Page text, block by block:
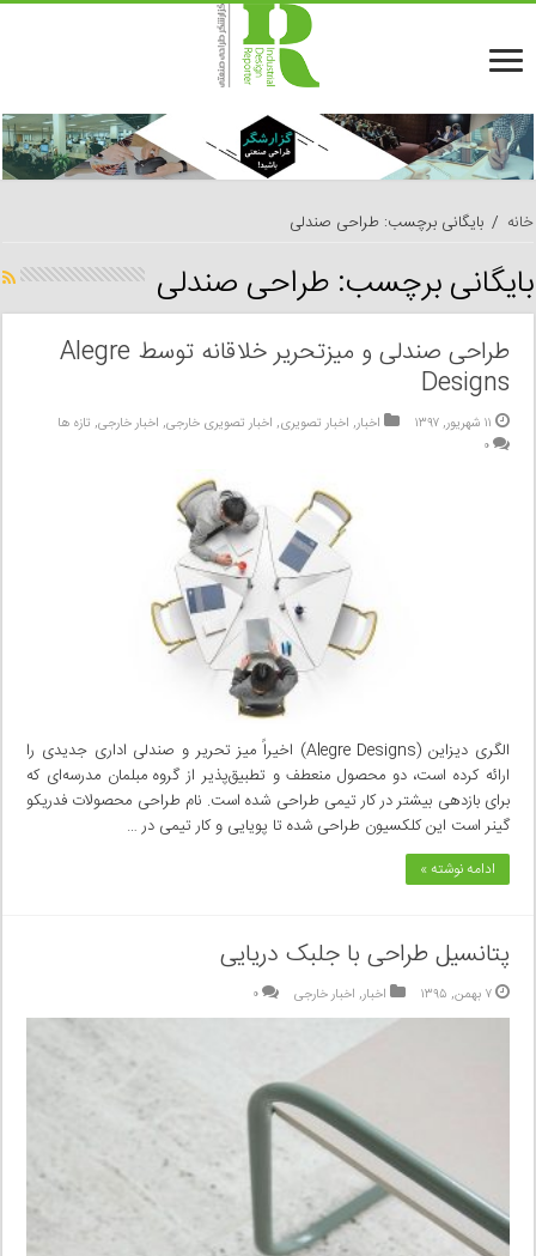
خانه / بایگانی برچسب: طراحی صندلی
بایگانی برچسب:طراحی صندلی
طراحی صندلی و میزتحریر خلاقانه توسط Alegre
Designs
۱۱ شهریور, ۱۳۹۷ اخبار, اخبار تصویری, اخبار تصویری خارجی, اخبار خارجی, تازه ها
۰
الگری دیزاین (Alegre Designs) اخیراً میز تحریر و صندلی اداری جدیدی را
ارائه کرده است، دو محصول منعطف و تطبیق‌پذیر از گروه مبلمان مدرسه‌ای که
برای بازدهی بیشتر در کار تیمی طراحی شده است. نام طراحی محصولات فدریکو
گینر است این کلکسیون طراحی شده تا پویایی و کار تیمی در …
ادامه نوشته »
پتانسیل طراحی با جلبک دریایی
۷ بهمن, ۱۳۹۵ اخبار, اخبار خارجی ۰